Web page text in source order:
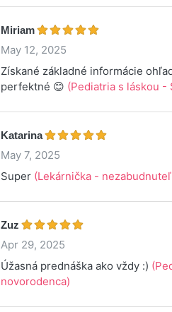
Miriam
May 12, 2025
Získané základné informácie
perfektné 😊 (Pediatria s láskou
Katarina
May 7, 2025
Super (Lekárnička -
Zuz
Apr 29, 2025
Úžasná prednáška ako vždy :)
novorodenca)